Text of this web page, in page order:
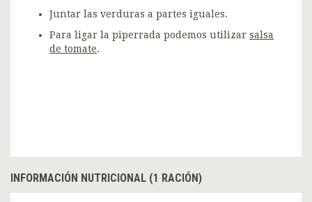
Juntar las verduras a partes iguales.
Para ligar la piperrada podemos utilizar salsa
de tomate.
INFORMACIÓN NUTRICIONAL (1 RACIÓN)